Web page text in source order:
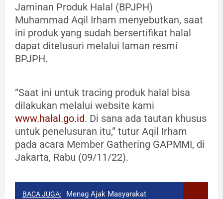
Jaminan Produk Halal (BPJPH)
Muhammad Aqil Irham menyebutkan, saat
ini produk yang sudah bersertifikat halal
dapat ditelusuri melalui laman resmi
BPJPH.
“Saat ini untuk tracing produk halal bisa
dilakukan melalui website kami
www.halal.go.id. Di sana ada tautan khusus
untuk penelusuran itu,” tutur Aqil Irham
pada acara Member Gathering GAPMMI, di
Jakarta, Rabu (09/11/22).
BACA JUGA:
Menag Ajak Masyarakat